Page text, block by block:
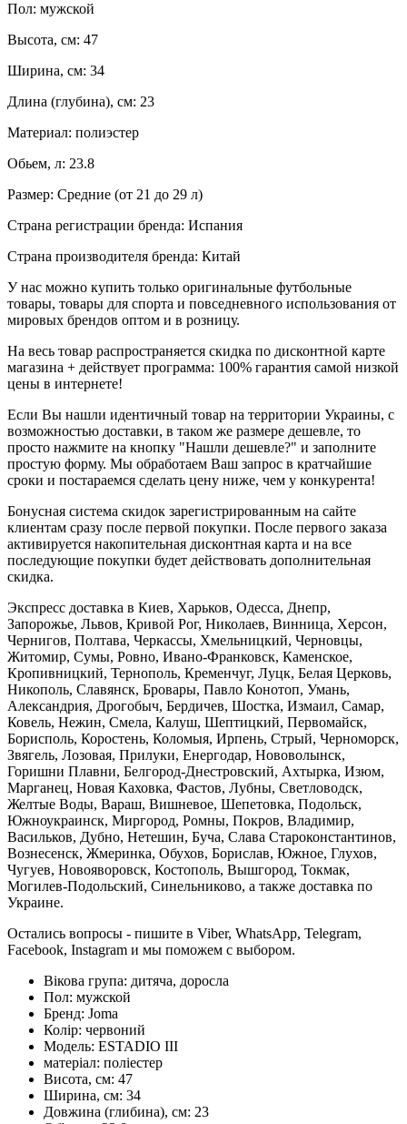
Пол: мужской
Высота, см: 47
Ширина, см: 34
Длина (глубина), см: 23
Материал: полиэстер
Обьем, л: 23.8
Размер: Средние (от 21 до 29 л)
Страна регистрации бренда: Испания
Страна производителя бренда: Китай
У нас можно купить только оригинальные футбольные
товары, товары для спорта и повседневного использования от
мировых брендов оптом и в розницу.
На весь товар распространяется скидка по дисконтной карте
магазина + действует программа: 100% гарантия самой низкой
цены в интернете!
Если Вы нашли идентичный товар на территории Украины, с
возможностью доставки, в таком же размере дешевле, то
просто нажмите на кнопку "Нашли дешевле?" и заполните
простую форму. Мы обработаем Ваш запрос в кратчайшие
сроки и постараемся сделать цену ниже, чем у конкурента!
Бонусная система скидок зарегистрированным на сайте
клиентам сразу после первой покупки. После первого заказа
активируется накопительная дисконтная карта и на все
последующие покупки будет действовать дополнительная
скидка.
Экспресс доставка в Киев, Харьков, Одесса, Днепр,
Запорожье, Львов, Кривой Рог, Николаев, Винница, Херсон,
Чернигов, Полтава, Черкассы, Хмельницкий, Черновцы,
Житомир, Сумы, Ровно, Ивано-Франковск, Каменское,
Кропивницкий, Тернополь, Кременчуг, Луцк, Белая Церковь,
Никополь, Славянск, Бровары, Павло Конотоп, Умань,
Александрия, Дрогобыч, Бердичев, Шостка, Измаил, Самар,
Ковель, Нежин, Смела, Калуш, Шептицкий, Первомайск,
Борисполь, Коростень, Коломыя, Ирпень, Стрый, Черноморск,
Звягель, Лозовая, Прилуки, Енергодар, Нововолынск,
Горишни Плавни, Белгород-Днестровский, Ахтырка, Изюм,
Марганец, Новая Каховка, Фастов, Лубны, Светловодск,
Желтые Воды, Вараш, Вишневое, Шепетовка, Подольск,
Южноукраинск, Миргород, Ромны, Покров, Владимир,
Васильков, Дубно, Нетешин, Буча, Слава Староконстантинов,
Вознесенск, Жмеринка, Обухов, Борислав, Южное, Глухов,
Чугуев, Новояворовск, Костополь, Вышгород, Токмак,
Могилев-Подольский, Синельниково, а также доставка по
Украине.
Остались вопросы - пишите в Viber, WhatsApp, Telegram,
Facebook, Instagram и мы поможем с выбором.
Вікова група: дитяча, доросла
Пол: мужской
Бренд: Joma
Колір: червоний
Модель: ESTADIO III
матеріал: поліестер
Висота, см: 47
Ширина, см: 34
Довжина (глибина), см: 23